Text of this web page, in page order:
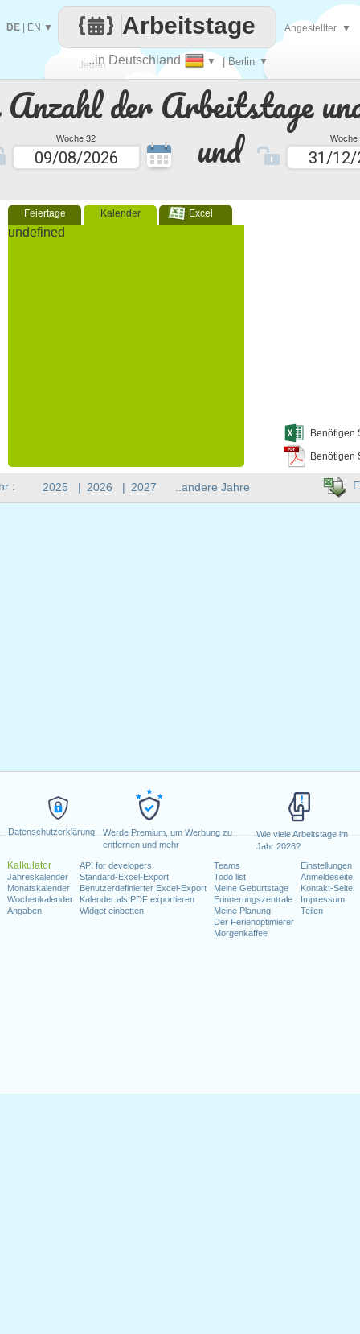
Datenschutzerklärung
Werde Premium, um Werbung zu
entfernen und mehr
Wie viele Arbeitstage im
Jahr 2026?
Kalkulator
Jahreskalender
Monatskalender
Wochenkalender
Angaben
API for developers
Standard-Excel-Export
Benutzerdefinierter Excel-Export
Kalender als PDF exportieren
Widget einbetten
Teams
Todo list
Meine Geburtstage
Erinnerungszentrale
Meine Planung
Der Ferienoptimierer
Morgenkaffee
Einstellungen
Anmeldeseite
Kontakt-Seite
Impressum
Teilen
Anzahl der Arbeitstage
Woche 32 und Woche
Feiertage Kalender Excel
undefined
Benötigen
Benötigen
Jeden
Tag
..in Deutschland ▼ | Berlin ▼
Arbeitstage
DE EN ▼ Angestellter ▼
: 2025 | 2026 | 2027 ..andere Jahre